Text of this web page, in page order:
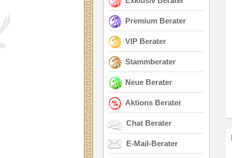
Premium Berater
VIP Berater
Stammberater
Neue Berater
Aktions Berater
Chat Berater
E-Mail-Berater